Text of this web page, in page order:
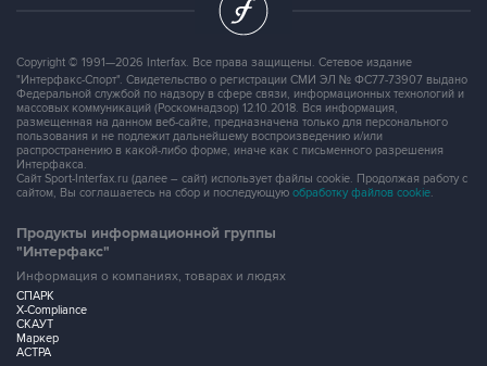
Copyright © 1991—2026 Interfax. Все права защищены. Сетевое издание
"Интерфакс-Спорт". Свидетельство о регистрации СМИ ЭЛ № ФС77-73907 выдано
Федеральной службой по надзору в сфере связи, информационных технологий и
массовых коммуникаций (Роскомнадзор) 12.10.2018. Вся информация,
размещенная на данном веб-сайте, предназначена только для персонального
пользования и не подлежит дальнейшему воспроизведению и/или
распространению в какой-либо форме, иначе как с письменного разрешения
Интерфакса.
Сайт Sport-Interfax.ru (далее – сайт) использует файлы cookie. Продолжая работу с
сайтом, Вы соглашаетесь на сбор и последующую обработку файлов cookie.
Продукты информационной группы
"Интерфакс"
Информация о компаниях, товарах и людях
СПАРК
X-Compliance
СКАУТ
Маркер
АСТРА